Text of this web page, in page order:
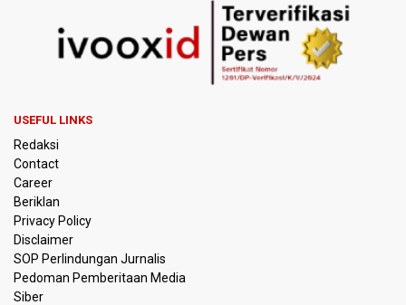
SEA V Cup 2026: Timnas Voli Putri Indonesia Menang
Lawan Vietnam 3-2
Kebakaran Landa Gedung Bapenda DKI Jakarta
PSSI Evaluasi TImnas Indonesia Setelah Gagal Tembus
Ditahan Imbang Singapura 1-1
Pemerintah Matangkan Rencana Pembaruan Buku Ajar
Nasional
Pendakian Gunung Gede Pangrango Ditutup karena
USEFUL LINKS
Redaksi
Contact
Career
Beriklan
Privacy Policy
Disclaimer
SOP Perlindungan Jurnalis
Pedoman Pemberitaan Media
Siber